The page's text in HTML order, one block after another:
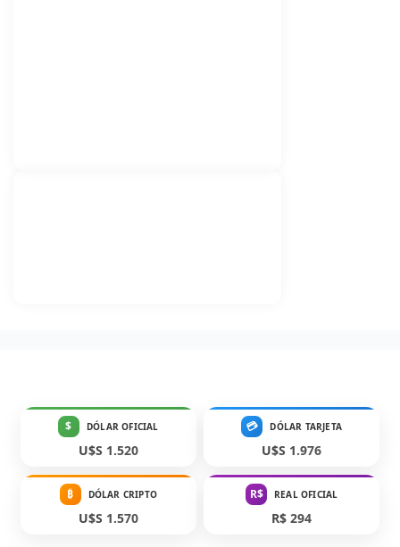
$ DÓLAR OFICIAL
U$S 1.520
💳 DÓLAR TARJETA
U$S 1.976
₿ DÓLAR CRIPTO
U$S 1.570
R$ REAL OFICIAL
R$ 294